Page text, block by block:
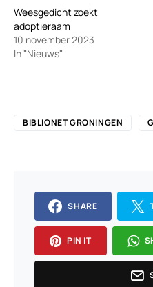
Weesgedicht zoekt
adoptieraam
10 november 2023
In "Nieuws"
BIBLIONET GRONINGEN
SHARE
PIN IT